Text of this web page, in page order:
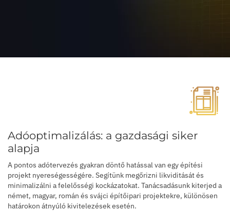
Adóoptimalizálás: a gazdasági siker
alapja
A pontos adótervezés gyakran döntő hatással van egy építési
projekt nyereségességére. Segítünk megőrizni likviditását és
minimalizálni a felelősségi kockázatokat. Tanácsadásunk kiterjed a
német, magyar, román és svájci építőipari projektekre, különösen
határokon átnyúló kivitelezések esetén.